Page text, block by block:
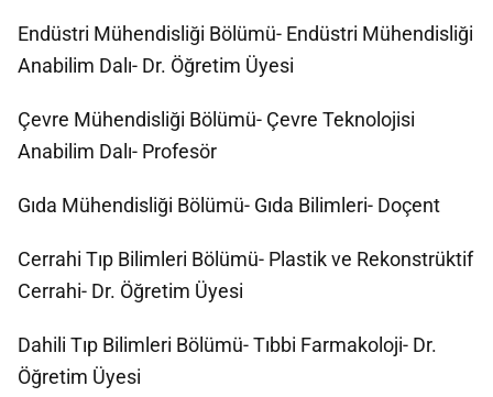
Endüstri Mühendisliği Bölümü- Endüstri Mühendisliği
Anabilim Dalı- Dr. Öğretim Üyesi
Çevre Mühendisliği Bölümü- Çevre Teknolojisi
Anabilim Dalı- Profesör
Gıda Mühendisliği Bölümü- Gıda Bilimleri- Doçent
Cerrahi Tıp Bilimleri Bölümü- Plastik ve Rekonstrüktif
Cerrahi- Dr. Öğretim Üyesi
Dahili Tıp Bilimleri Bölümü- Tıbbi Farmakoloji- Dr.
Öğretim Üyesi